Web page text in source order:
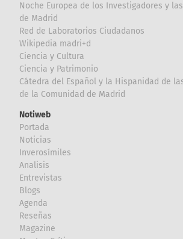
Noche Europea de los Investigadores y
de Madrid
Red de Laboratorios Ciudadanos
Wikipedia madri+d
Ciencia y Cultura
Ciencia y Patrimonio
Cátedra del Español y la Hispanidad de
de la Comunidad de Madrid
Notiweb
Portada
Noticias
Inverosímiles
Analisis
Entrevistas
Blogs
Agenda
Reseñas
Magazine